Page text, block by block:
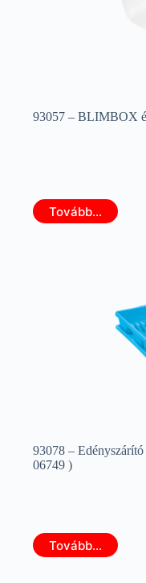
93057 – BLIMBOX
Tovább...
93078 –
06749 )
Tovább...